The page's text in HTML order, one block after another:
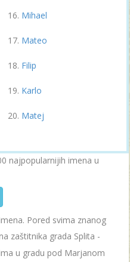
Mihael
Mateo
Filip
Karlo
Matej
najpopularnijih imena u
Pored svima znanog
zaštitnika grada Splita -
u gradu pod Marjanom